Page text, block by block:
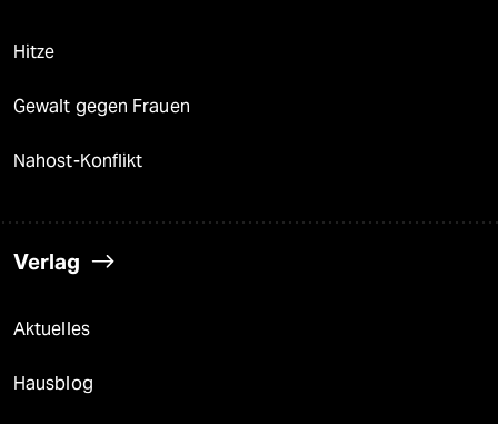
Hitze
Gewalt gegen Frauen
Nahost-Konflikt
Verlag
Aktuelles
Hausblog